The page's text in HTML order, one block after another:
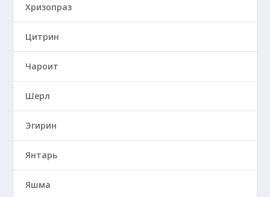
Хризопраз
Цитрин
Чароит
Шерл
Эгирин
Янтарь
Яшма